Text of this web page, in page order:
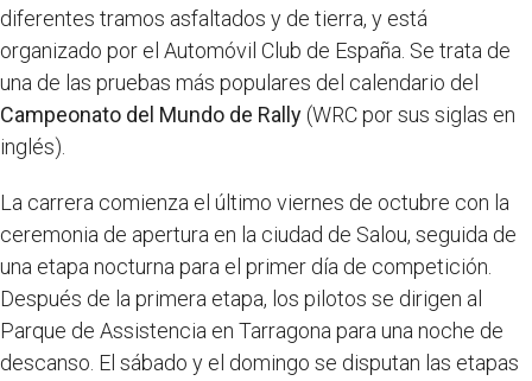
diferentes tramos asfaltados y de tierra, y está
organizado por el Automóvil Club de España. Se trata de
una de las pruebas más populares del calendario del
Campeonato del Mundo de Rally (WRC por sus siglas en
inglés).
La carrera comienza el último viernes de octubre con la
ceremonia de apertura en la ciudad de Salou, seguida de
una etapa nocturna para el primer día de competición.
Después de la primera etapa, los pilotos se dirigen al
Parque de Assistencia en Tarragona para una noche de
descanso. El sábado y el domingo se disputan las etapas